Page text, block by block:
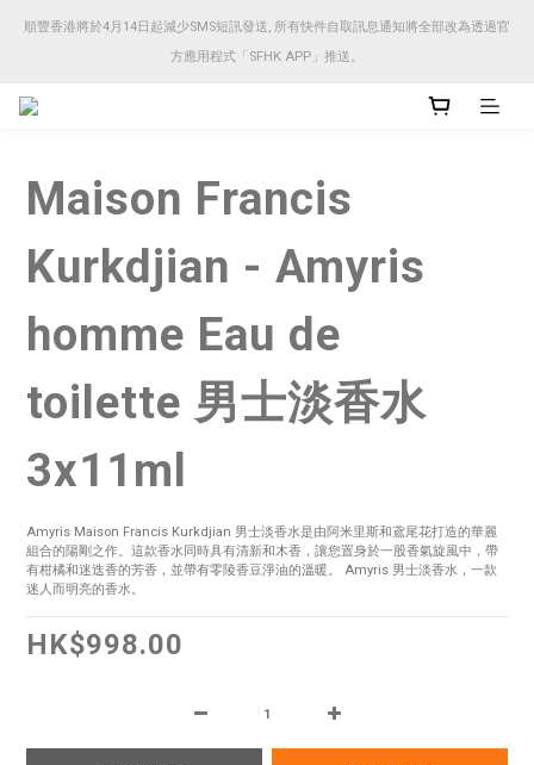
順豐香港將於4月14日起減少SMS短訊發送, 所有快件自取訊息通知將全部改為透過官
方應用程式「SFHK APP」推送。
順豐香港將於4月14日起減少SMS短訊發送, 所有快件自取訊息通知將全部改為透過官
方應用程式「SFHK APP」推送。
順豐香港將於4月14日起減少SMS短訊發送, 所有快件自取訊息通知將全部改為透過官
Maison Francis
Kurkdjian - Amyris
homme Eau de
toilette 男士淡香水
3x11ml
Amyris Maison Francis Kurkdjian 男士淡香水是由阿米里斯和鳶尾花打造的華麗
組合的陽剛之作。這款香水同時具有清新和木香，讓您置身於一股香氣旋風中，帶
有柑橘和迷迭香的芳香，並帶有零陵香豆淨油的溫暖。 Amyris 男士淡香水，一款
迷人而明亮的香水。
HK$998.00